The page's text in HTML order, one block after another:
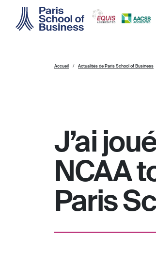
Accueil Actualités de Paris School of Business
J’ai
NCAA
Paris